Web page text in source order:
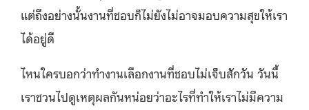
แต่ถึงอย่างนั้นงานที่ชอบก็ไม่ยังไม่อาจมอบความสุขให้เรา
ได้อยู่ดี
ไหนใครบอกว่าทำงานเลือกงานที่ชอบไม่เจ็บสักวัน วันนี้
เราชวนไปดูเหตุผลกันหน่อยว่าอะไรที่ทำให้เราไม่มีความ